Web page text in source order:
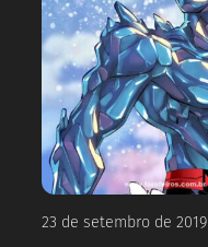
23 de setembro de 2019